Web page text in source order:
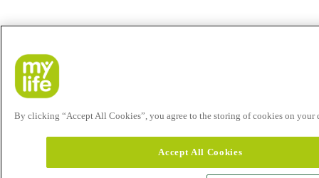
By clicking “Accept All Cookies”, you agree to the storing of cookies on your
Accept All Cookies